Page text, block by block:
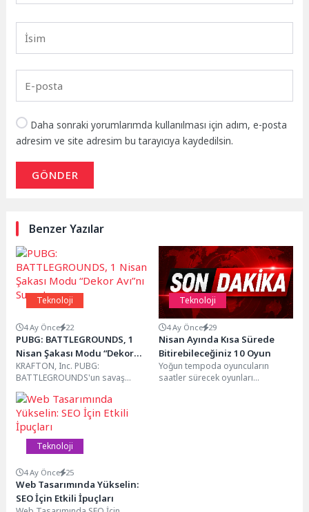
Daha sonraki yorumlarımda kullanılması için adım, e-posta
adresim ve site adresim bu tarayıcıya kaydedilsin.
GÖNDER
Benzer Yazılar
Teknoloji
4 Ay Önce 22
PUBG: BATTLEGROUNDS, 1
Nisan Şakası Modu “Dekor
Avı”nı Sunar!
KRAFTON, Inc. PUBG:
BATTLEGROUNDS'un savaş
alanlarını eğlenceye boğacak 1
Nisan etkinliği “Dekor Avı”nın
bugün başladığını
duyurdu.Dekor...
Teknoloji
4 Ay Önce 29
Nisan Ayında Kısa Sürede
Bitirebileceğiniz 10 Oyun
Yoğun tempoda oyuncuların
saatler sürecek oyunları
Teknoloji
4 Ay Önce 25
Web Tasarımında Yükselin:
SEO İçin Etkili İpuçları